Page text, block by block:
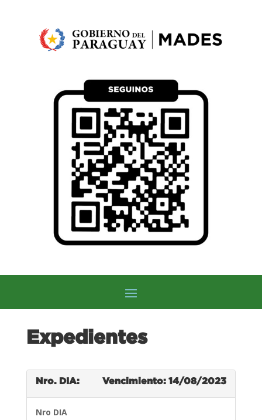
Expedientes
Nro. DIA: Vencimiento: 14/08/2023
Nro DIA